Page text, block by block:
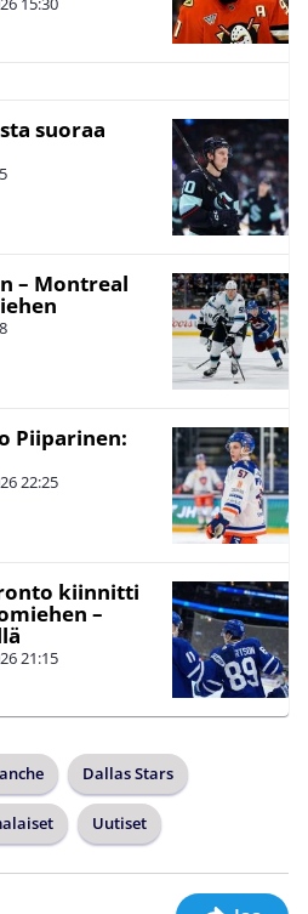
suoraa
– Montreal
Piiparinen:
22:25
kiinnitti
–
21:15
Dallas Stars
Uutiset